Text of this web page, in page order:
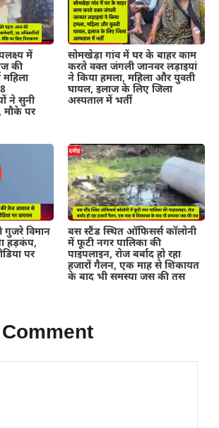
में
की
ने सुनी
पर
सोमखेड़ा गांव में घर के बाहर काम
करते वक्त जंगली जानवर लड़ाइयां
ने किया हमला, महिला और युवती
घायल, इलाज के लिए जिला
अस्पताल में भर्ती
विमान
हड़कंप,
पर
बस स्टैंड स्थित ऑफिसर्स कॉलोनी
में फूटी नगर पालिका की
पाइपलाइन, रोज बर्बाद हो रहा
हजारों गैलन, एक माह से शिकायत
के बाद भी समस्या जस की तस